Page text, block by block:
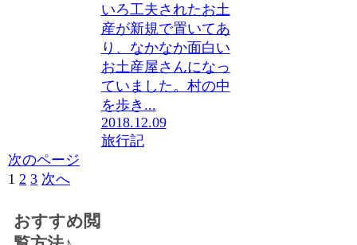
いろ工夫されたお土
産が新規で置いてあ
り、なかなか面白い
お土産屋さんになっ
ていました。村の中
を歩き...
2018.12.09
旅行記
次のページ
1 2 3 次へ
おすすめ閲